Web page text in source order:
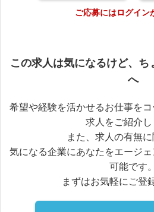
ご応募にはログイン
この求人は気になるけど、
へ
希望や経験を活かせるお仕事を
求人をご紹介し
また、求人の有無に
気になる企業にあなたをエージ
可能です。
まずはお気軽にご登